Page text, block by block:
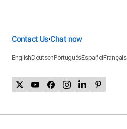
Contact Us•Chat now
EnglishDeutschPortuguêsEspañolFrançais